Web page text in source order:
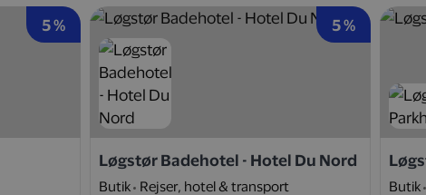
5 % 5 %
Løgstør Badehotel - Hotel Du Nord
Butik Rejser, hotel & transport Butik